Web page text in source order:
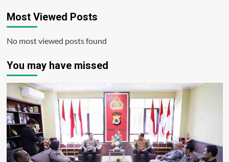
Most Viewed Posts
No most viewed posts found
You may have missed